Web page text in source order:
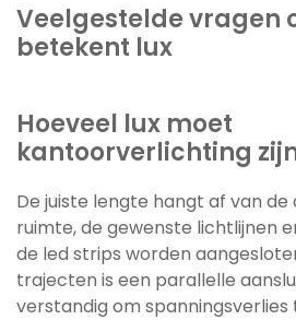
Veelgestelde vragen
betekent lux
Hoeveel lux moet
kantoorverlichting
De juiste lengte hangt af van
ruimte, de gewenste lichtlijnen
de led strips worden
trajecten is een parallelle
verstandig om spanningsverlies